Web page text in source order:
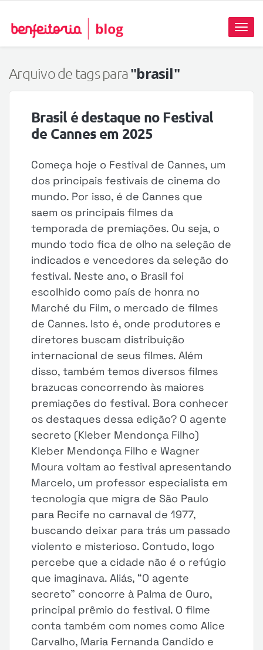
Arquivo de tags para"brasil"
Brasil é destaque no Festival
de Cannes em 2025
Começa hoje o Festival de Cannes, um
dos principais festivais de cinema do
mundo. Por isso, é de Cannes que
saem os principais filmes da
temporada de premiações. Ou seja, o
mundo todo fica de olho na seleção de
indicados e vencedores da seleção do
festival. Neste ano, o Brasil foi
escolhido como país de honra no
Marché du Film, o mercado de filmes
de Cannes. Isto é, onde produtores e
diretores buscam distribuição
internacional de seus filmes. Além
disso, também temos diversos filmes
brazucas concorrendo às maiores
premiações do festival. Bora conhecer
os destaques dessa edição? O agente
secreto (Kleber Mendonça Filho)
Kleber Mendonça Filho e Wagner
Moura voltam ao festival apresentando
Marcelo, um professor especialista em
tecnologia que migra de São Paulo
para Recife no carnaval de 1977,
buscando deixar para trás um passado
violento e misterioso. Contudo, logo
percebe que a cidade não é o refúgio
que imaginava. Aliás, “O agente
secreto” concorre à Palma de Ouro,
principal prêmio do festival. O filme
conta também com nomes como Alice
Carvalho, Maria Fernanda Candido e